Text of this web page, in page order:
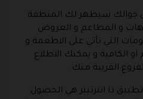
جوالك سيظهر لك المنطقة
و المطاعم و العروض
التي تأتي على الاطعمة و
الكافية و يمكنك الاطلاع
القريبة منك .
ذا انترتينر هي الحصول